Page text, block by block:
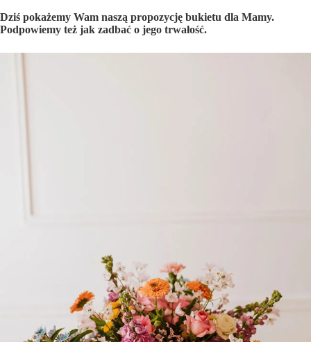
Dziś pokażemy Wam naszą propozycję bukietu dla Mamy.
Podpowiemy też jak zadbać o jego trwałość.